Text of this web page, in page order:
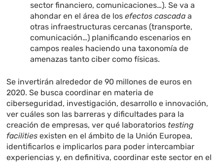
sector financiero, comunicaciones…). Se va a
ahondar en el área de losefectos cascada a
otras infraestructuras cercanas (transporte,
comunicación…) planificando escenarios en
campos reales haciendo una taxonomía de
amenazas tanto ciber como físicas.
Se invertirán alrededor de 90 millones de euros en
2020. Se busca coordinar en materia de
ciberseguridad, investigación, desarrollo e innovación,
ver cuáles son las barreras y dificultades para la
creación de empresas, ver qué laboratoriostesting
facilities existen en el ámbito de la Unión Europea,
identificarlos e implicarlos para poder intercambiar
experiencias y, en definitiva, coordinar este sector en el